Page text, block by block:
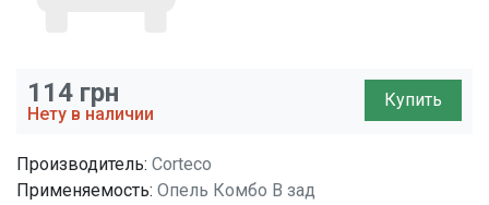
114 грн
Нету в наличии
Купить
Производитель: Corteco
Применяемость: Опель Комбо B зад